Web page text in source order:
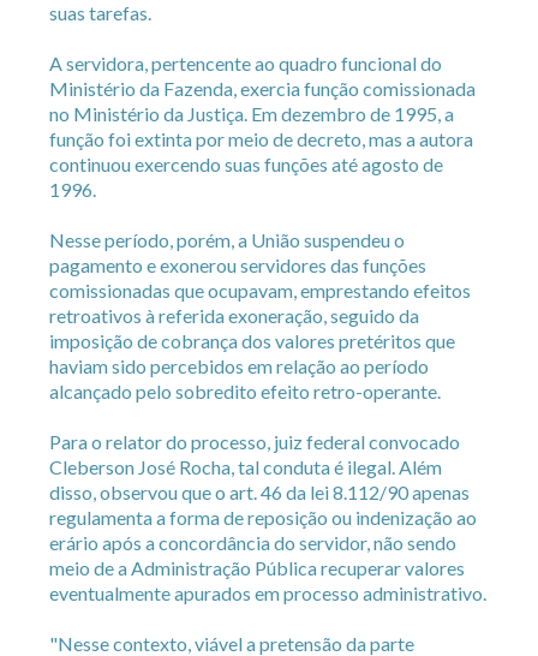
suas tarefas.
A servidora, pertencente ao quadro funcional do
Ministério da Fazenda, exercia função comissionada
no Ministério da Justiça. Em dezembro de 1995, a
função foi extinta por meio de decreto, mas a autora
continuou exercendo suas funções até agosto de
1996.
Nesse período, porém, a União suspendeu o
pagamento e exonerou servidores das funções
comissionadas que ocupavam, emprestando efeitos
retroativos à referida exoneração, seguido da
imposição de cobrança dos valores pretéritos que
haviam sido percebidos em relação ao período
alcançado pelo sobredito efeito retro-operante.
Para o relator do processo, juiz federal convocado
Cleberson José Rocha, tal conduta é ilegal. Além
disso, observou que o art. 46 da lei 8.112/90 apenas
regulamenta a forma de reposição ou indenização ao
erário após a concordância do servidor, não sendo
meio de a Administração Pública recuperar valores
eventualmente apurados em processo administrativo.
"Nesse contexto, viável a pretensão da parte